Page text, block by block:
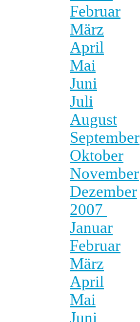
Februar
März
April
Mai
Juni
Juli
August
September
Oktober
November
Dezember
2007
Januar
Februar
März
April
Mai
Juni